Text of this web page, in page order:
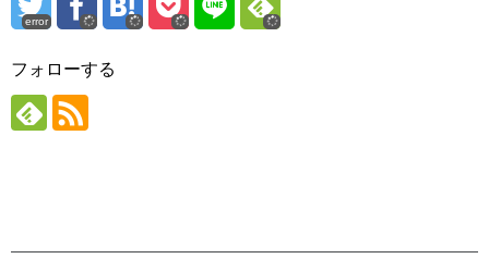
error
フォローする